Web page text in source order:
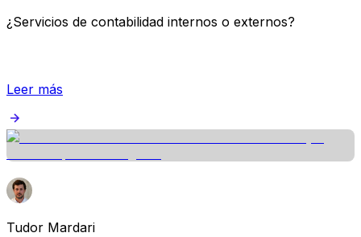
¿Servicios de contabilidad internos o externos?
Leer más
Tudor Mardari